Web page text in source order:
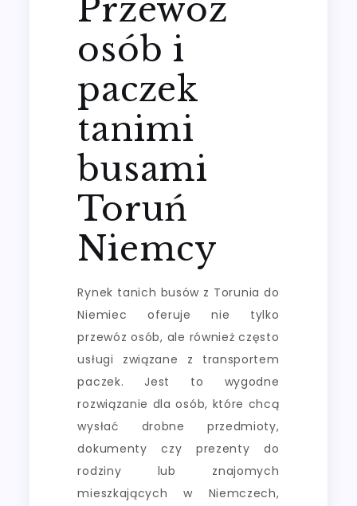
Przewóz
osób i
paczek
tanimi
busami
Toruń
Niemcy
Rynek tanich busów z Torunia do
Niemiec oferuje nie tylko
przewóz osób, ale również często
usługi związane z transportem
paczek. Jest to wygodne
rozwiązanie dla osób, które chcą
wysłać drobne przedmioty,
dokumenty czy prezenty do
rodziny lub znajomych
mieszkających w Niemczech,